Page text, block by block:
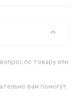
по товару или
вам помогут.